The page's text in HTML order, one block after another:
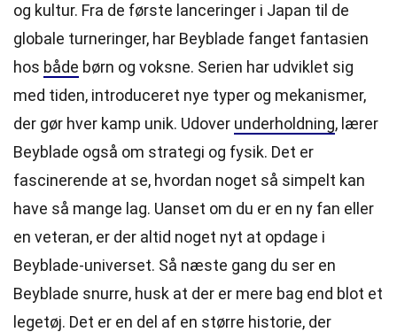
og kultur. Fra de første lanceringer i Japan til de
globale turneringer, har Beyblade fanget fantasien
hos både børn og voksne. Serien har udviklet sig
med tiden, introduceret nye typer og mekanismer,
der gør hver kamp unik. Udover underholdning, lærer
Beyblade også om strategi og fysik. Det er
fascinerende at se, hvordan noget så simpelt kan
have så mange lag. Uanset om du er en ny fan eller
en veteran, er der altid noget nyt at opdage i
Beyblade-universet. Så næste gang du ser en
Beyblade snurre, husk at der er mere bag end blot et
legetøj. Det er en del af en større historie, der